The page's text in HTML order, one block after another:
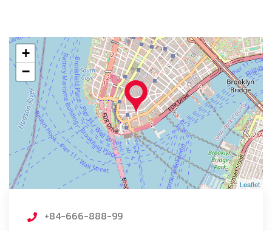
+
−
Leaflet
+84-666-888-99